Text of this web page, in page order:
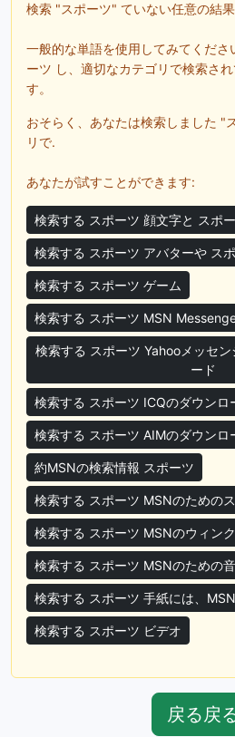
検索 "スポーツ" ていない任意の結
一般的な単語を使用してみてくださ
ーツ し、適切なカテゴリで検索さ
す。
おそらく、あなたは検索しました "
リで.
あなたが試すことができます:
検索する スポーツ 顔文字と スポ
検索する スポーツ アバターや ス
検索する スポーツ ゲーム
検索する スポーツ MSN
検索する スポーツ Yahooメッセ
ード
検索する スポーツ ICQのダウンロ
検索する スポーツ AIMのダウンロ
約MSNの検索情報 スポーツ
検索する スポーツ MSNのための
検索する スポーツ MSNのウィンク
検索する スポーツ MSNのための音
検索する スポーツ 手紙には、
検索する スポーツ ビデオ
戻る戻